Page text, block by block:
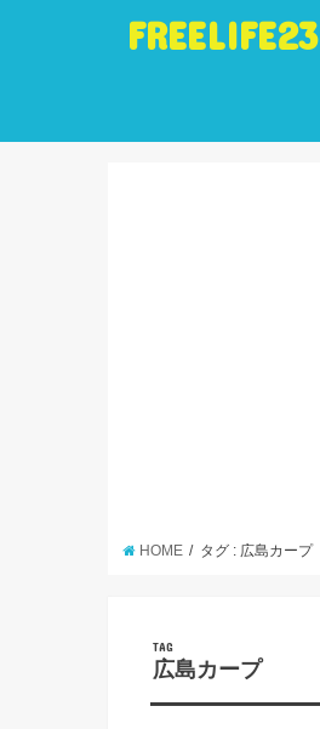
FREELIFE23
HOME タグ : 広島カープ
TAG
広島カープ